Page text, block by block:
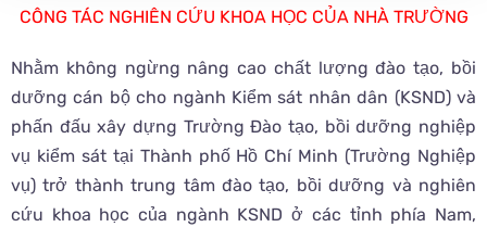
CÔNG TÁC NGHIÊN CỨU KHOA HỌC CỦA NHÀ TRƯỜNG
Nhằm không ngừng nâng cao chất lượng đào tạo, bồi
dưỡng cán bộ cho ngành Kiểm sát nhân dân (KSND) và
phấn đấu xây dựng Trường Đào tạo, bồi dưỡng nghiệp
vụ kiểm sát tại Thành phố Hồ Chí Minh (Trường Nghiệp
vụ) trở thành trung tâm đào tạo, bồi dưỡng và nghiên
cứu khoa học của ngành KSND ở các tỉnh phía Nam,